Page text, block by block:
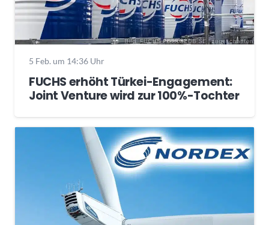
5 Feb. um 14:36 Uhr
FUCHS erhöht Türkei-Engagement:
Joint Venture wird zur 100%-Tochter